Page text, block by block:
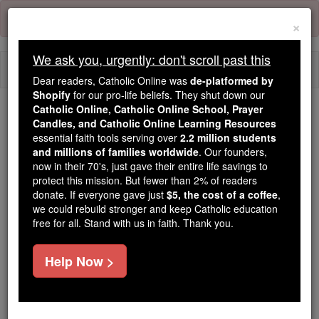
Skip
content
Trending:
Daily Reading for Thursday, October ...
Today's Reading The Mysteries of the Rosary
Das Buch Jesus Sirach /
Sirach - Kapitel 14
Das Buch Jesus Sirach / Sirach ⌄
×
We ask you, urgently: don't scroll past this
Dear readers, Catholic Online was de-platformed by
Shopify for our pro-life beliefs. They shut down our
Catholic Online, Catholic Online School, Prayer
Candles, and Catholic Online Learning Resources
essential faith tools serving over 2.2 million students
and millions of families worldwide. Our founders,
now in their 70's, just gave their entire life savings to
protect this mission. But fewer than 2% of readers
donate. If everyone gave just $5, the cost of a coffee,
we could rebuild stronger and keep Catholic education
free for all. Stand with us in faith. Thank you.
Help Now >